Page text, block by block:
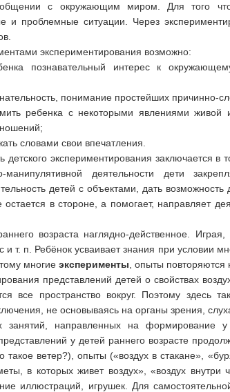
с окружающим миром. Для того
и проблемные ситуации. Через
экспериментирования возможно:
познавательный интерес к
понимание простейших причинно-
ребенка с некоторыми явлениями
словами свои впечатления.
детского экспериментирования заключается
манипулятивной деятельности дети
детей с объектами, дать
остается в стороне, а помогает, направляет
возраста наглядно-действенное.
и т. п. Ребёнок усваивает знания при условии
многие эксперименты , опыты
представлений детей о свойствах
все пространство вокруг. Поэтому
не основываясь на органы зрения,
направленных на формирование
у детей раннего возрасте
такое ветер?), опыты («воздух в стакане»,
в которых живет воздух», «воздух внутри
иллюстраций, игрушек. Для